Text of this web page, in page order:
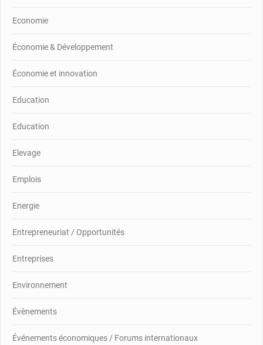
Economie
Économie & Développement
Économie et innovation
Education
Education
Elevage
Emplois
Energie
Entrepreneuriat / Opportunités
Entreprises
Environnement
Évènements
Événements économiques / Forums internationaux